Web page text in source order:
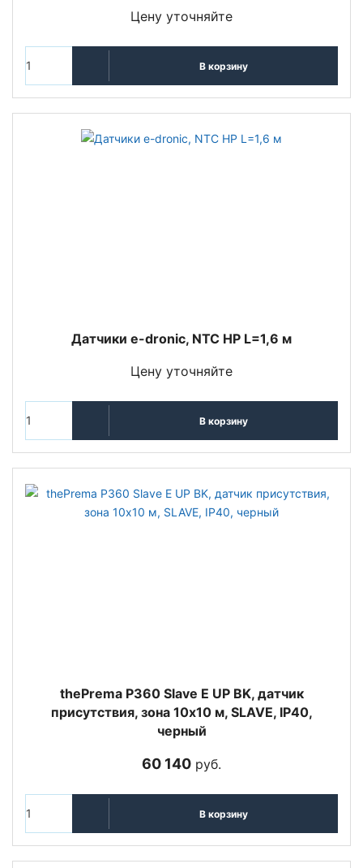
Цену уточняйте
В корзину
Датчики e-dronic, NTC HP L=1,6 м
Цену уточняйте
В корзину
thePrema P360 Slave E UP BK, датчик
присутствия, зона 10х10 м, SLAVE, IP40,
черный
60 140 руб.
В корзину